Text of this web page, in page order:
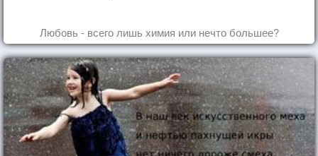
Любовь - всего лишь химия или нечто большее?